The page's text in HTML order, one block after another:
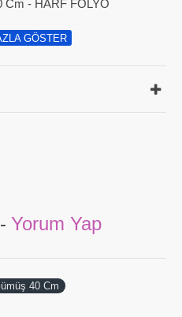
Cm - HARF FOLYO
- Yorum Yap
40 Cm